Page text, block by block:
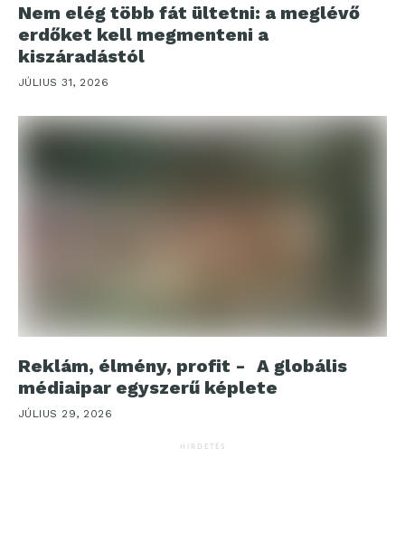
Nem elég több fát ültetni: a meglévő
erdőket kell megmenteni a
kiszáradástól
JÚLIUS 31, 2026
Reklám, élmény, profit - A globális
médiaipar egyszerű képlete
JÚLIUS 29, 2026
HIRDETÉS